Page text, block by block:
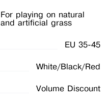
For playing on natural
and artificial grass
EU 35-45
White/Black/Red
Volume Discount